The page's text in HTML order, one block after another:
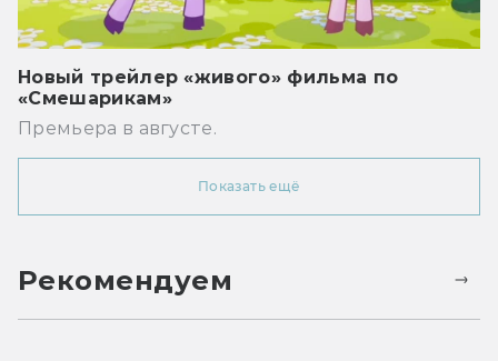
Новый трейлер «живого» фильма по
«Смешарикам»
Премьера в августе.
Показать ещё
Рекомендуем